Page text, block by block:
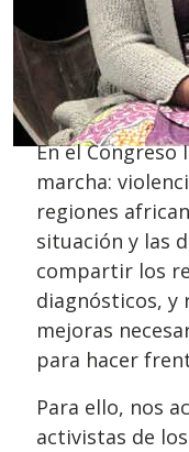
En el Congreso
marcha:
regiones
situación y las
compartir los
diagnósticos, y
mejoras
para hacer
Para ello, nos
activistas de